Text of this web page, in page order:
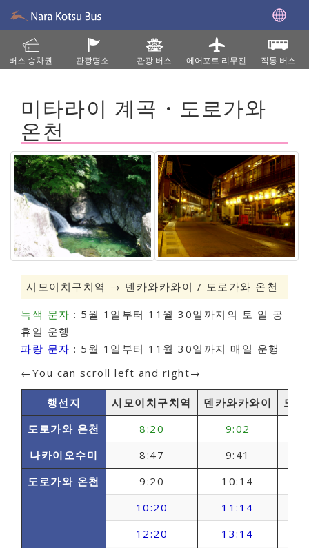
버스 승차권 관광명소 관광 버스 에어포트 리무진 직통 버스
미타라이 계곡・도로가와
온천
시모이치구치역 → 덴카와카와이 / 도로가와 온천
녹색 문자 : 5월 1일부터 11월 30일까지의 토 일 공
휴일 운행
파랑 문자 : 5월 1일부터 11월 30일까지 매일 운행
←You can scroll left and right→
행선지 시모이치구치역 덴카와카와이
도
도로가와 온천
8:20 9:02
나카이오수미
8:47
9:41
도로가와 온천
9:20 10:14
10:20
11:14
12:20
13:14